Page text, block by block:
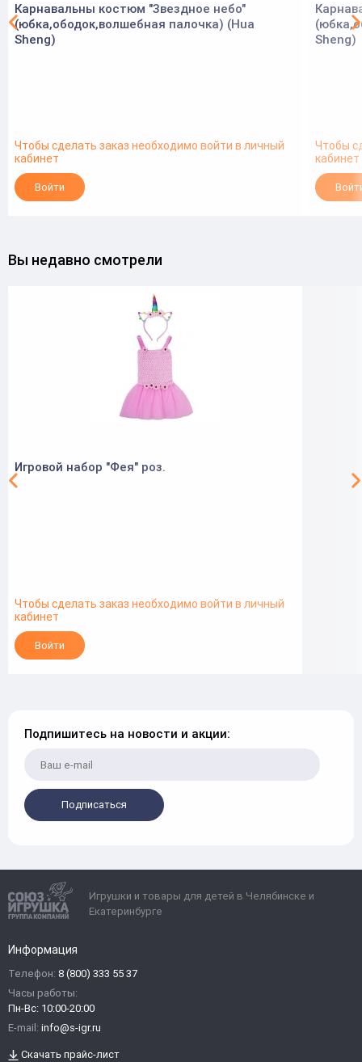
Карнавальны костюм "Звездное небо"
(юбка,ободок,волшебная палочка) (Hua
Sheng)
Чтобы сделать заказ необходимо войти в личный
кабинет
Войти
Sheng)
Чтобы
кабинет
Вы недавно смотрели
Игровой набор "Фея" роз.
Чтобы сделать заказ необходимо войти в личный
кабинет
Войти
Подпишитесь на новости и акции:
Подписаться
Игрушки и товары для детей в Челябинске и
Екатеринбурге
Информация
Телефон: 8 (800) 333 55 37
Часы работы:
Пн-Вс: 10:00-20:00
E-mail: info@s-igr.ru
Скачать прайс-лист